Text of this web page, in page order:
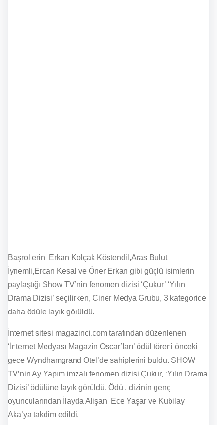
Başrollerini Erkan Kolçak Köstendil,Aras Bulut
İynemli,Ercan Kesal ve Öner Erkan gibi güçlü isimlerin
paylaştığı Show TV’nin fenomen dizisi ‘Çukur’ ‘Yılın
Drama Dizisi’ seçilirken, Ciner Medya Grubu, 3 kategoride
daha ödüle layık görüldü.
İnternet sitesi magazinci.com tarafından düzenlenen
‘İnternet Medyası Magazin Oscar’ları’ ödül töreni önceki
gece Wyndhamgrand Otel’de sahiplerini buldu. SHOW
TV’nin Ay Yapım imzalı fenomen dizisi Çukur, ‘Yılın Drama
Dizisi’ ödülüne layık görüldü. Ödül, dizinin genç
oyuncularından İlayda Alişan, Ece Yaşar ve Kubilay
Aka’ya takdim edildi.